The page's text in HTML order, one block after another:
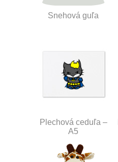
Snehová guľa
Plechová ceduľa –
A5